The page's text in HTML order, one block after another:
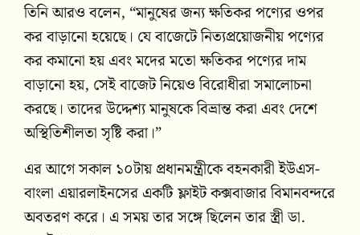
তিনি আরও বলেন, “মানুষের জন্য ক্ষতিকর পণ্যের ওপর
কর বাড়ানো হয়েছে। যে বাজেটে নিত্যপ্রয়োজনীয় পণ্যের
কর কমানো হয় এবং মদের মতো ক্ষতিকর পণ্যের দাম
বাড়ানো হয়, সেই বাজেট নিয়েও বিরোধীরা সমালোচনা
করছে। তাদের উদ্দেশ্য মানুষকে বিভ্রান্ত করা এবং দেশে
অস্থিতিশীলতা সৃষ্টি করা।”
এর আগে সকাল ১০টায় প্রধানমন্ত্রীকে বহনকারী ইউএস-
বাংলা এয়ারলাইনসের একটি ফ্লাইট কক্সবাজার বিমানবন্দরে
অবতরণ করে। এ সময় তার সঙ্গে ছিলেন তার স্ত্রী ডা.